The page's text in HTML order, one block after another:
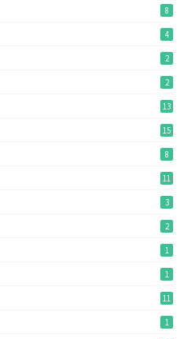
8
4
2
2
13
15
8
11
3
2
1
1
11
1